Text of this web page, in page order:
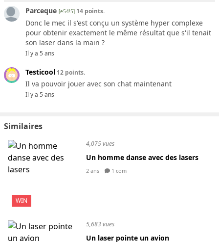
Parceque [e54!5] 14 points.
Donc le mec il s'est conçu un système hyper complexe
pour obtenir exactement le même résultat que s'il tenait
son laser dans la main ?
Il y a 5 ans
Testicool 12 points.
Il va pouvoir jouer avec son chat maintenant
Il y a 5 ans
Similaires
WIN
4,075 vues
Un homme danse avec des lasers
2 ans 1 com
5,683 vues
Un laser pointe un avion